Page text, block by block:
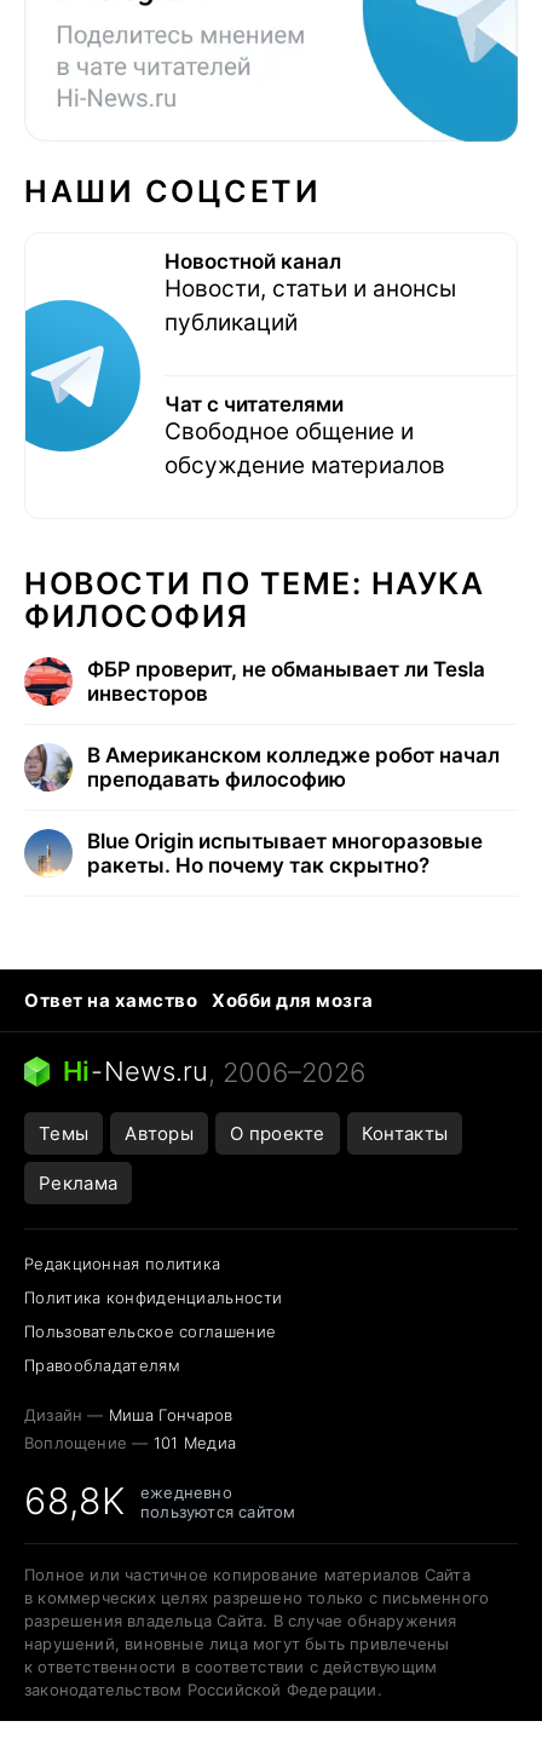
НАШИ СОЦСЕТИ
Новостной канал
Новости, статьи и анонсы
публикаций
Чат с читателями
Свободное общение и
обсуждение материалов
НОВОСТИ ПО ТЕМЕ: НАУКА
ФИЛОСОФИЯ
ФБР проверит, не обманывает ли Tesla
инвесторов
В Американском колледже робот начал
преподавать философию
Blue Origin испытывает многоразовые
ракеты. Но почему так скрытно?
Ответ на хамство
Хобби для мозга
Бензин 100 и 95
Тунцы в океанариуме
Следующая пандемия
Hi-News.ru, 2006–2026
Темы Авторы О проекте Контакты
Реклама
Редакционная политика
Политика конфиденциальности
Пользовательское соглашение
Правообладателям
Дизайн — Миша Гончаров
Воплощение — 101 Медиа
68,8K
ежедневно
пользуются сайтом
Полное или частичное копирование материалов Сайта
в коммерческих целях разрешено только с письменного
разрешения владельца Сайта. В случае обнаружения
нарушений, виновные лица могут быть привлечены
к ответственности в соответствии с действующим
законодательством Российской Федерации.